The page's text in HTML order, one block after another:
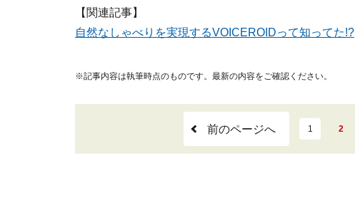
【関連記事】
自然なしゃべりを実現するVOICEROIDって知ってた!?
※記事内容は執筆時点のものです。最新の内容をご確認ください。
前のページへ 1 2